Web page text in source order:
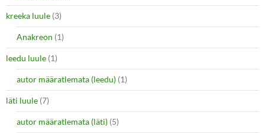
kreeka luule (3)
Anakreon (1)
leedu luule (1)
autor määratlemata (leedu) (1)
läti luule (7)
autor määratlemata (läti) (5)